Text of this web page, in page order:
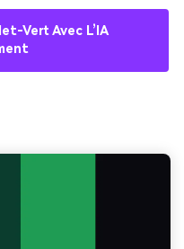
Vert Avec L’IA